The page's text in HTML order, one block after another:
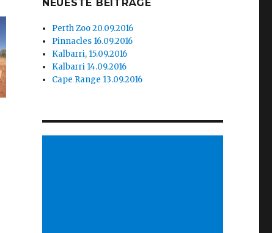
NEUESTE BEITRÄGE
Perth Zoo 20.09.2016
Pinnacles 16.09.2016
Kalbarri, 15.09.2016
Kalbarri 14.09.2016
Cape Range 13.09.2016